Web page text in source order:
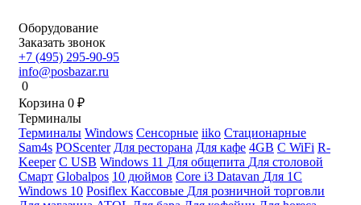
Оборудование
Заказать звонок
+7 (495) 295-90-95
info@posbazar.ru
0
Корзина 0 ₽
Терминалы
Терминалы Windows Сенсорные iiko Стационарные
Sam4s POScenter Для ресторана Для кафе 4GB С WiFi R-
Keeper С USB Windows 11 Для общепита Для столовой
Смарт Globalpos 10 дюймов Core i3 Datavan Для 1С
Windows 10 Posiflex Кассовые Для розничной торговли